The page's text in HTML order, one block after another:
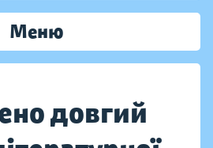
Меню
довгий